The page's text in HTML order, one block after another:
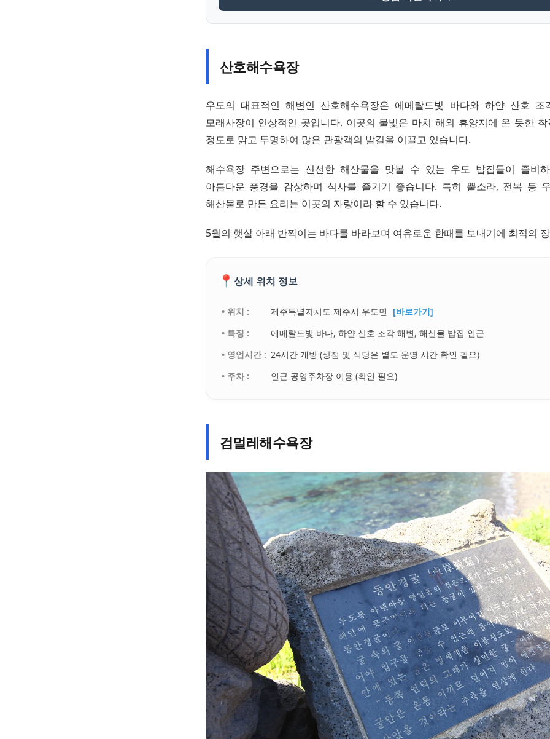
산호해수욕장
우도의 대표적인 해변인 산호해수욕장은 에메랄드빛 바다와 하얀 산호 조
모래사장이 인상적인 곳입니다. 이곳의 물빛은 마치 해외 휴양지에 온 듯한
정도로 맑고 투명하여 많은 관광객의 발길을 이끌고 있습니다.
해수욕장 주변으로는 신선한 해산물을 맛볼 수 있는 우도 밥집들이 즐비
아름다운 풍경을 감상하며 식사를 즐기기 좋습니다. 특히 뿔소라, 전복 등
해산물로 만든 요리는 이곳의 자랑이라 할 수 있습니다.
5월의 햇살 아래 반짝이는 바다를 바라보며 여유로운 한때를 보내기에 최적의
📍 상세 위치 정보
• 위치 : 제주특별자치도 제주시 우도면
[바로가기]
• 특징 :
에메랄드빛 바다, 하얀 산호 조각 해변, 해산물 밥집 인근
• 영업시간 : 24시간 개방 (상점 및 식당은 별도 운영 시간 확인 필요)
• 주차 :
인근 공영주차장 이용 (확인 필요)
검멀레해수욕장